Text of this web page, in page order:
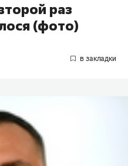
раз
(фото)